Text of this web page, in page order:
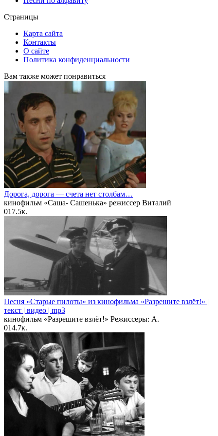
Страницы
Карта сайта
Контакты
О сайте
Политика конфиденциальности
Вам также может понравиться
Дорога, дорога — счета нет столбам…
кинофильм «Саша- Сашенька» режиссер Виталий
017.5к.
Песня «Старые пилоты» из кинофильма «Разрешите взлёт!» |
текст | видео | mp3
кинофильм «Разрешите взлёт!» Режиссеры: А.
014.7к.